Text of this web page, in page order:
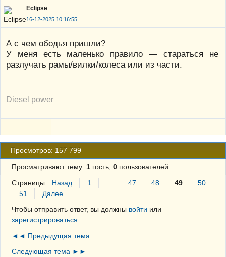
Eclipse
16-12-2025 10:16:55
А с чем ободья пришли?
У меня есть маленько правило — стараться не
разлучать рамы/вилки/колеса или из части.
Diesel power
Просмотров: 157 799
Просматривают тему: 1гость, 0пользователей
Страницы Назад 1 … 47 48 49
50
51
Далее
Чтобы отправить ответ, вы должны войти или
зарегистрироваться
◄◄ Предыдущая тема
Следующая тема ►►